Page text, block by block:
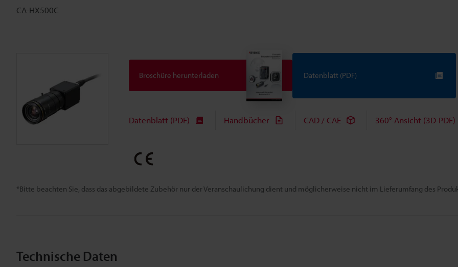
CA-HX500C
*Bitte beachten Sie, dass das abgebildete Zubehör nur der Veranschaulichung dient und möglicherweise nicht im Lieferumfang des
Broschüre herunterladen Datenblatt (PDF)
Datenblatt (PDF) Handbücher CAD / CAE 360°-Ansicht (3D-PDF)
Technische Daten